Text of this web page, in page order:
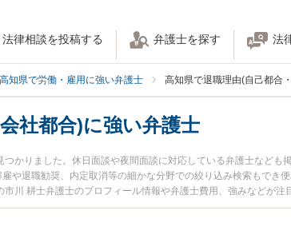
法律相談を投稿する 弁護士を探す 法
高知県で労働・雇用に強い弁護士 高知県で退職理由(自己都合
社都合)に強い弁護士
かりました。休日面談や夜間面談に対応している弁護士なども
や退職勧奨、内定取消等の細かな分野での絞り込み検索もでき
川 耕士弁護士のプロフィール情報や弁護士費用、強みなどが
相談したい』『退職理由(自己都合・会社都合)のトラブル解決の
内の弁護士に相談予約したい』などでお困りの相談者さんにおす